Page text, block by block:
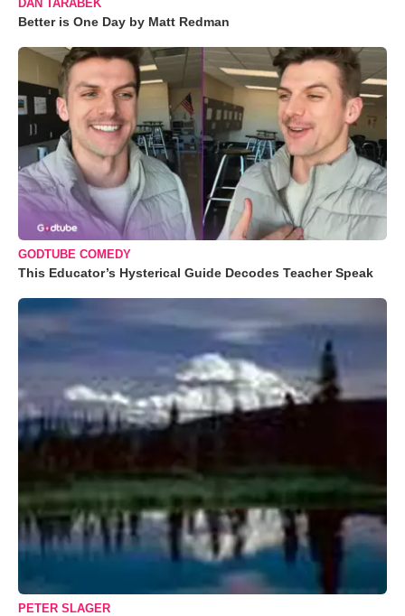
DAN TARABEK
Better is One Day by Matt Redman
GODTUBE COMEDY
This Educator’s Hysterical Guide Decodes Teacher Speak
PETER SLAGER